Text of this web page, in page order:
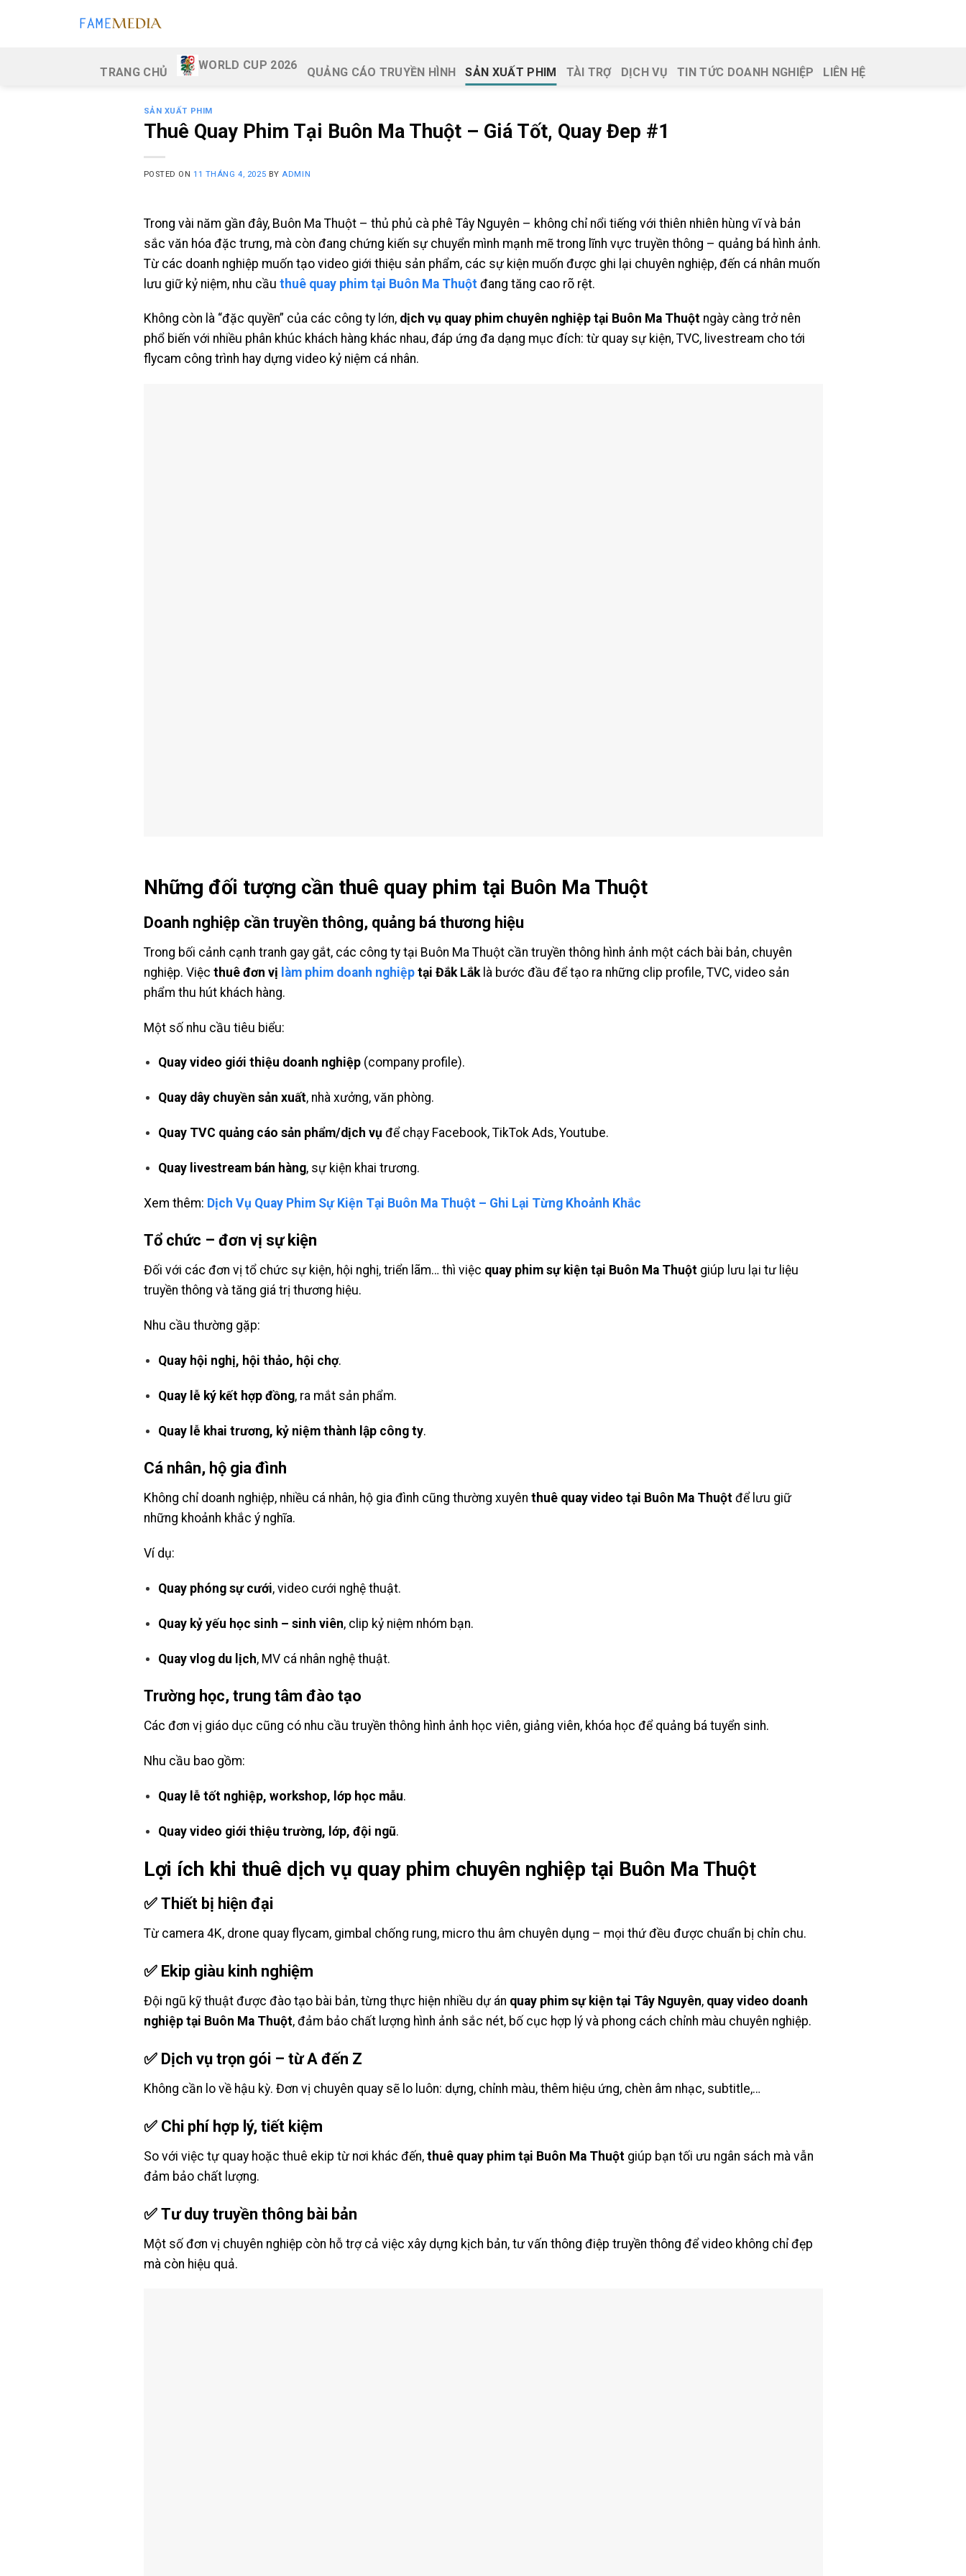
TRANG CHỦ
WORLD CUP 2026
QUẢNG CÁO TRUYỀN HÌNH SẢN XUẤT PHIM TÀI TRỢ DỊCH VỤ TIN TỨC DOANH NGHIỆP LIÊN HỆ
SẢN XUẤT PHIM
Thuê Quay Phim Tại Buôn Ma Thuột – Giá Tốt, Quay Đep #1
POSTED ON11 THÁNG 4, 2025 BY ADMIN
Trong vài năm gần đây, Buôn Ma Thuột – thủ phủ cà phê Tây Nguyên – không chỉ nổi tiếng với thiên nhiên hùng vĩ và bản
sắc văn hóa đặc trưng, mà còn đang chứng kiến sự chuyển mình mạnh mẽ trong lĩnh vực truyền thông – quảng bá hình ảnh.
Từ các doanh nghiệp muốn tạo video giới thiệu sản phẩm, các sự kiện muốn được ghi lại chuyên nghiệp, đến cá nhân muốn
lưu giữ kỷ niệm, nhu cầu thuê quay phim tại Buôn Ma Thuộtđang tăng cao rõ rệt.
Không còn là “đặc quyền” của các công ty lớn, dịch vụ quay phim chuyên nghiệp tại Buôn Ma Thuộtngày càng trở nên
phổ biến với nhiều phân khúc khách hàng khác nhau, đáp ứng đa dạng mục đích: từ quay sự kiện, TVC, livestream cho tới
flycam công trình hay dựng video kỷ niệm cá nhân.
Những đối tượng cần thuê quay phim tại Buôn Ma Thuột
Doanh nghiệp cần truyền thông, quảng bá thương hiệu
Trong bối cảnh cạnh tranh gay gắt, các công ty tại Buôn Ma Thuột cần truyền thông hình ảnh một cách bài bản, chuyên
nghiệp. Việc thuê đơn vị làm phim doanh nghiệptại Đắk Lắklà bước đầu để tạo ra những clip profile, TVC, video sản
phẩm thu hút khách hàng.
Một số nhu cầu tiêu biểu:
Quay video giới thiệu doanh nghiệp (company profile).
Quay dây chuyền sản xuất, nhà xưởng, văn phòng.
Quay TVC quảng cáo sản phẩm/dịch vụ để chạy Facebook, TikTok Ads, Youtube.
Quay livestream bán hàng, sự kiện khai trương.
Xem thêm: Dịch Vụ Quay Phim Sự Kiện Tại Buôn Ma Thuột – Ghi Lại Từng Khoảnh Khắc
Tổ chức – đơn vị sự kiện
Đối với các đơn vị tổ chức sự kiện, hội nghị, triển lãm… thì việc quay phim sự kiện tại Buôn Ma Thuộtgiúp lưu lại tư liệu
truyền thông và tăng giá trị thương hiệu.
Nhu cầu thường gặp:
Quay hội nghị, hội thảo, hội chợ.
Quay lễ ký kết hợp đồng, ra mắt sản phẩm.
Quay lễ khai trương, kỷ niệm thành lập công ty.
Cá nhân, hộ gia đình
Không chỉ doanh nghiệp, nhiều cá nhân, hộ gia đình cũng thường xuyên thuê quay video tại Buôn Ma Thuộtđể lưu giữ
những khoảnh khắc ý nghĩa.
Ví dụ:
Quay phóng sự cưới, video cưới nghệ thuật.
Quay kỷ yếu học sinh – sinh viên, clip kỷ niệm nhóm bạn.
Quay vlog du lịch, MV cá nhân nghệ thuật.
Trường học, trung tâm đào tạo
Các đơn vị giáo dục cũng có nhu cầu truyền thông hình ảnh học viên, giảng viên, khóa học để quảng bá tuyển sinh.
Nhu cầu bao gồm:
Quay lễ tốt nghiệp, workshop, lớp học mẫu.
Quay video giới thiệu trường, lớp, đội ngũ.
Lợi ích khi thuê dịch vụ quay phim chuyên nghiệp tại Buôn Ma Thuột
✅ Thiết bị hiện đại
Từ camera 4K, drone quay flycam, gimbal chống rung, micro thu âm chuyên dụng – mọi thứ đều được chuẩn bị chỉn chu.
✅ Ekip giàu kinh nghiệm
Đội ngũ kỹ thuật được đào tạo bài bản, từng thực hiện nhiều dự án quay phim sự kiện tại Tây Nguyên, quay video doanh
nghiệp tại Buôn Ma Thuột, đảm bảo chất lượng hình ảnh sắc nét, bố cục hợp lý và phong cách chỉnh màu chuyên nghiệp.
✅ Dịch vụ trọn gói – từ A đến Z
Không cần lo về hậu kỳ. Đơn vị chuyên quay sẽ lo luôn: dựng, chỉnh màu, thêm hiệu ứng, chèn âm nhạc, subtitle,…
✅ Chi phí hợp lý, tiết kiệm
So với việc tự quay hoặc thuê ekip từ nơi khác đến, thuê quay phim tại Buôn Ma Thuộtgiúp bạn tối ưu ngân sách mà vẫn
đảm bảo chất lượng.
✅ Tư duy truyền thông bài bản
Một số đơn vị chuyên nghiệp còn hỗ trợ cả việc xây dựng kịch bản, tư vấn thông điệp truyền thông để video không chỉ đẹp
mà còn hiệu quả.